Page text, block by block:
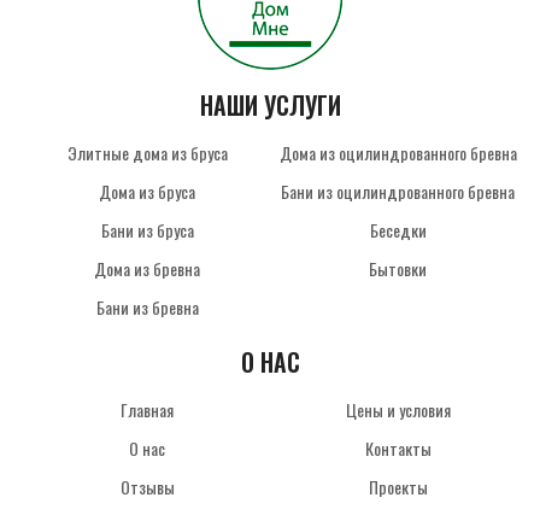
НАШИ УСЛУГИ
Элитные дома из бруса
Дома из бруса
Бани из бруса
Дома из бревна
Бани из бревна
Дома из оцилиндрованного бревна
Бани из оцилиндрованного бревна
Беседки
Бытовки
О НАС
Главная
О нас
Отзывы
Цены и условия
Контакты
Проекты